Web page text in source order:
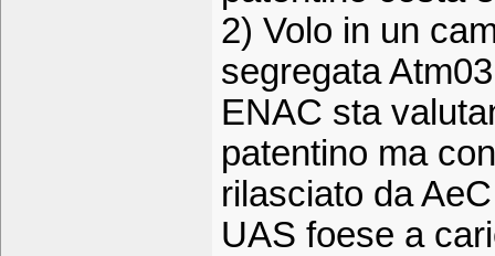
2) Volo in un
segregata
ENAC sta
patentino ma
rilasciato da
UAS foese a